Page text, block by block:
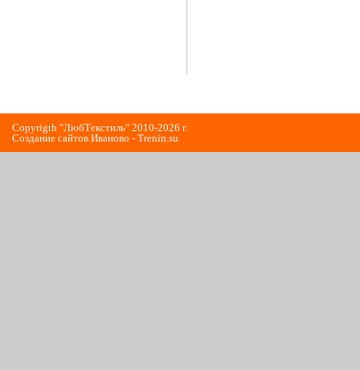
Copyrigth "ЛюбТекстиль" 2010-2026 г.
Cоздание сайтов Иваново - Trenin.su